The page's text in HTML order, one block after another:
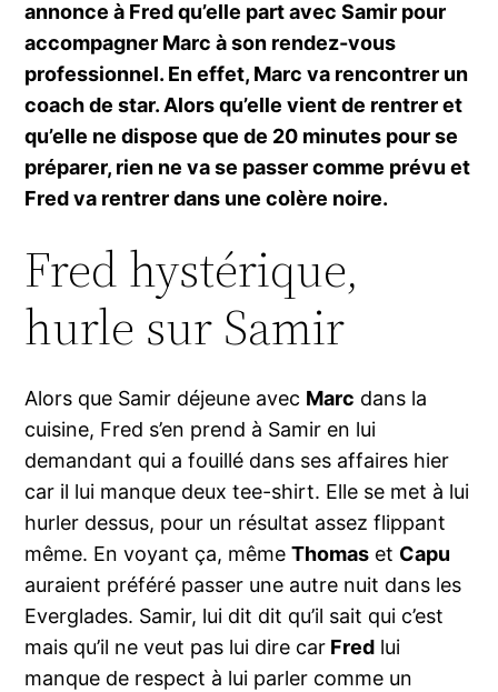
annonce à Fred qu’elle part avec Samir pour
accompagner Marc à son rendez-vous
professionnel. En effet, Marc va rencontrer un
coach de star. Alors qu’elle vient de rentrer et
qu’elle ne dispose que de 20 minutes pour se
préparer, rien ne va se passer comme prévu et
Fred va rentrer dans une colère noire.
Fred hystérique,
hurle sur Samir
Alors que Samir déjeune avec Marc dans la
cuisine, Fred s’en prend à Samir en lui
demandant qui a fouillé dans ses affaires hier
car il lui manque deux tee-shirt. Elle se met à lui
hurler dessus, pour un résultat assez flippant
même. En voyant ça, mêmeThomas et Capu
auraient préféré passer une autre nuit dans les
Everglades. Samir, lui dit dit qu’il sait qui c’est
mais qu’il ne veut pas lui dire car Fred lui
manque de respect à lui parler comme un